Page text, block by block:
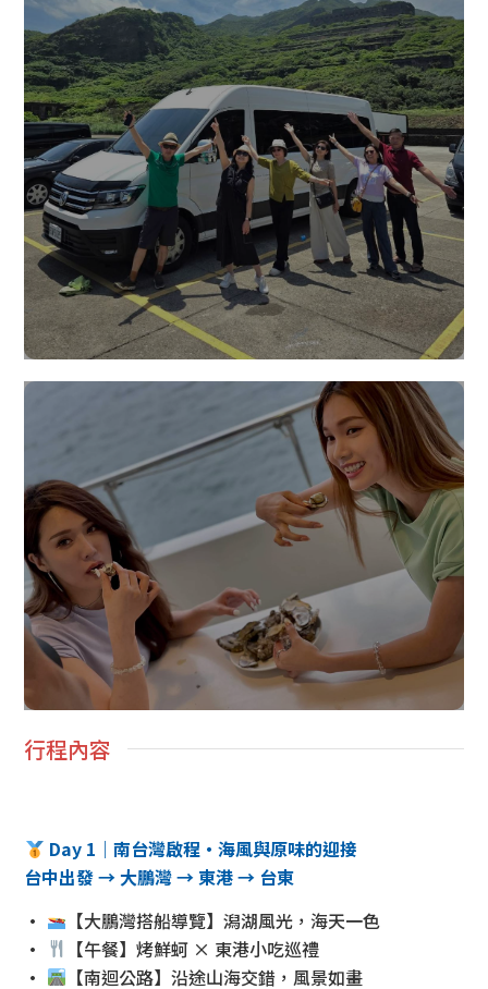
行程內容
Day 1｜南台灣啟程・海風與原味的迎接
台中出發 → 大鵬灣 → 東港 → 台東
•
【大鵬灣搭船導覽】潟湖風光，海天一色
•
【午餐】烤鮮蚵 × 東港小吃巡禮
•
【南迴公路】沿途山海交錯，風景如畫